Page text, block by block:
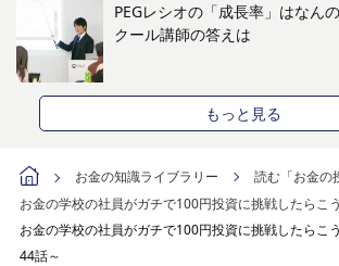
PEGレシオの「成長率」はなん
クール講師の答えは
もっと見る
お金の知識ライブラリー
読む「お金の
お金の学校の社員がガチで100円投資に挑戦したらこう
お金の学校の社員がガチで100円投資に挑戦したらこ
44話～